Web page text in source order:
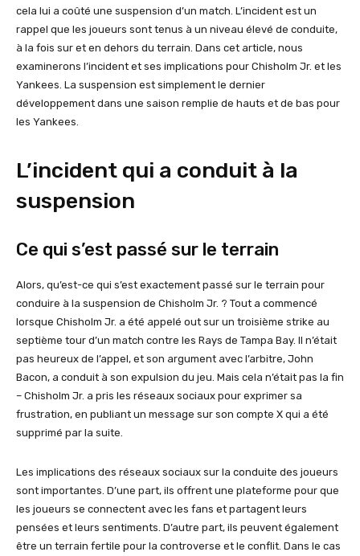
cela lui a coûté une suspension d’un match. L’incident est un
rappel que les joueurs sont tenus à un niveau élevé de conduite,
à la fois sur et en dehors du terrain. Dans cet article, nous
examinerons l’incident et ses implications pour Chisholm Jr. et les
Yankees. La suspension est simplement le dernier
développement dans une saison remplie de hauts et de bas pour
les Yankees.
L’incident qui a conduit à la
suspension
Ce qui s’est passé sur le terrain
Alors, qu’est-ce qui s’est exactement passé sur le terrain pour
conduire à la suspension de Chisholm Jr. ? Tout a commencé
lorsque Chisholm Jr. a été appelé out sur un troisième strike au
septième tour d’un match contre les Rays de Tampa Bay. Il n’était
pas heureux de l’appel, et son argument avec l’arbitre, John
Bacon, a conduit à son expulsion du jeu. Mais cela n’était pas la fin
– Chisholm Jr. a pris les réseaux sociaux pour exprimer sa
frustration, en publiant un message sur son compte X qui a été
supprimé par la suite.
Les implications des réseaux sociaux sur la conduite des joueurs
sont importantes. D’une part, ils offrent une plateforme pour que
les joueurs se connectent avec les fans et partagent leurs
pensées et leurs sentiments. D’autre part, ils peuvent également
être un terrain fertile pour la controverse et le conflit. Dans le cas